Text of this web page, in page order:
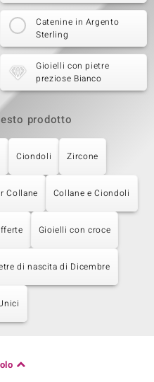
Catenine in Argento
Sterling
Gioielli con pietre
preziose Bianco
prodotto
Ciondoli Zircone
Collane Collane e Ciondoli
Gioielli con croce
di nascita di Dicembre